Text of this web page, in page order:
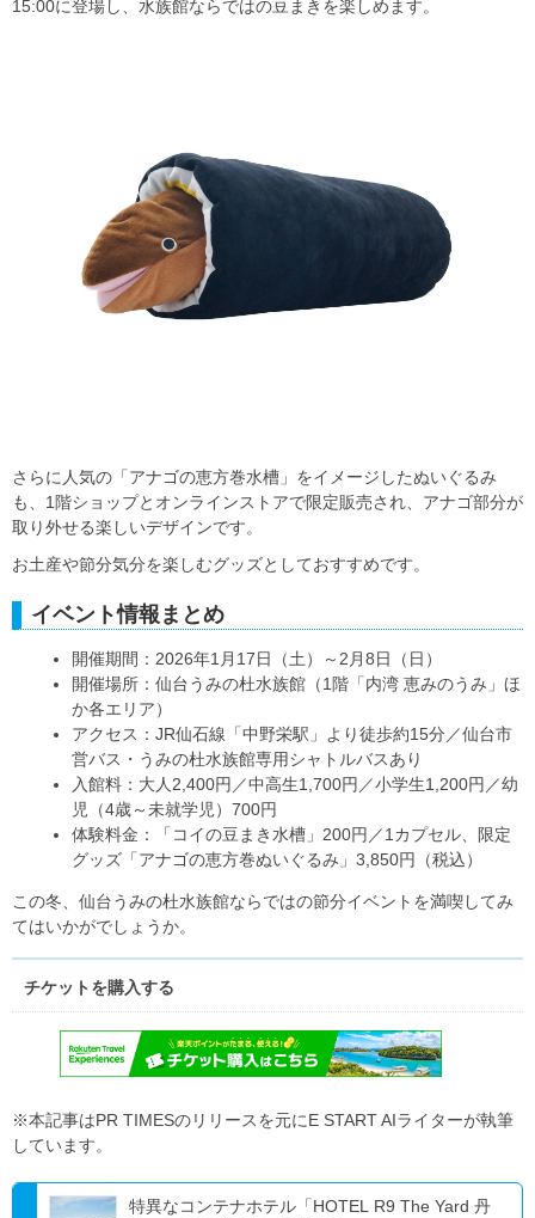
15:00に登場し、水族館ならではの豆まきを楽しめます。
さらに人気の「アナゴの恵方巻水槽」をイメージしたぬいぐるみ
も、1階ショップとオンラインストアで限定販売され、アナゴ部分が
取り外せる楽しいデザインです。
お土産や節分気分を楽しむグッズとしておすすめです。
イベント情報まとめ
開催期間：2026年1月17日（土）～2月8日（日）
開催場所：仙台うみの杜水族館（1階「内湾 恵みのうみ」ほ
か各エリア）
アクセス：JR仙石線「中野栄駅」より徒歩約15分／仙台市
営バス・うみの杜水族館専用シャトルバスあり
入館料：大人2,400円／中高生1,700円／小学生1,200円／幼
児（4歳～未就学児）700円
体験料金：「コイの豆まき水槽」200円／1カプセル、限定
グッズ「アナゴの恵方巻ぬいぐるみ」3,850円（税込）
この冬、仙台うみの杜水族館ならではの節分イベントを満喫してみ
てはいかがでしょうか。
チケットを購入する
※本記事はPR TIMESのリリースを元にE START AIライターが執筆
しています。
特異なコンテナホテル「HOTEL R9 The Yard 丹